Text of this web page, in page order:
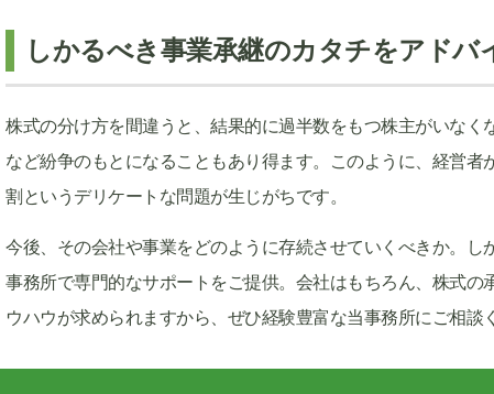
しかるべき事業承継のカタチをアドバ
株式の分け方を間違うと、結果的に過半数をもつ株主がいな
など紛争のもとになることもあり得ます。このように、経営者
割というデリケートな問題が生じがちです。
今後、その会社や事業をどのように存続させていくべきか。し
事務所で専門的なサポートをご提供。会社はもちろん、株式の
ウハウが求められますから、ぜひ経験豊富な当事務所にご相談